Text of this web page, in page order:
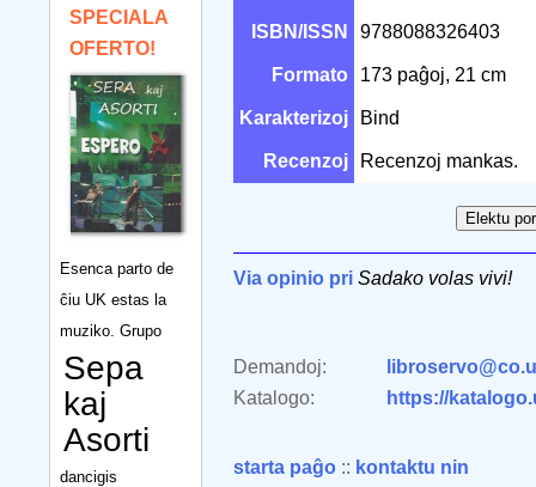
SPECIALA
OFERTO!
Esenca parto de
ĉiu UK estas la
muziko. Grupo
Sepa
kaj
Asorti
dancigis
ISBN/ISSN 9788088326403
Formato 173 paĝoj, 21 cm
Karakterizoj Bind
Recenzoj Recenzoj mankas.
Via opinio pri Sadako volas vivi!
Demandoj:
Katalogo:
https://
starta paĝo :: kontaktu nin